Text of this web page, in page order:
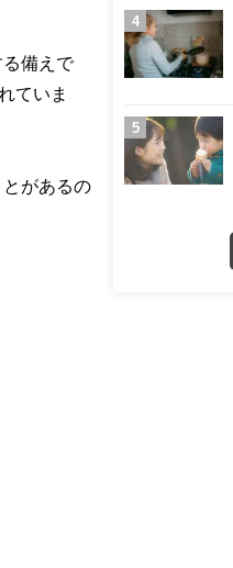
備えで
ていま
があるの